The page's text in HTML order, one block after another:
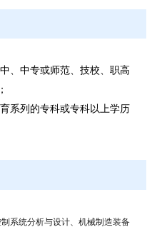
、中专或师范、技校、职高
系列的专科或专科以上学历
系统分析与设计、机械制造装备